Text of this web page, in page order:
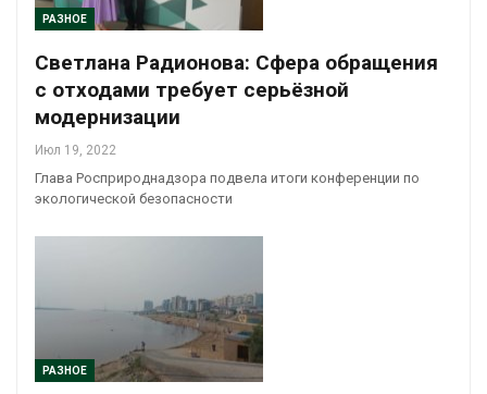
РАЗНОЕ
Светлана Радионова: Сфера обращения
с отходами требует серьёзной
модернизации
Июл 19, 2022
Глава Росприроднадзора подвела итоги конференции по
экологической безопасности
РАЗНОЕ